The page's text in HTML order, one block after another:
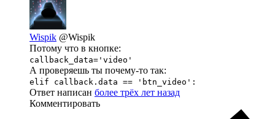
Wispik @Wispik
Потому что в кнопке:
callback_data='video'
А проверяешь ты почему-то так:
elif callback.data == 'btn_video':
Ответ написан более трёх лет назад
Комментировать